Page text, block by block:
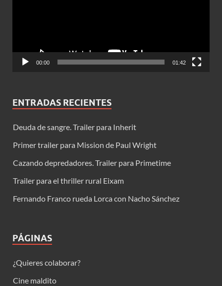
00:00 01:42
ENTRADAS RECIENTES
Deuda de sangre. Trailer para Inherit
Primer trailer para Mission de Paul Wright
Cazando depredadores. Trailer para Primetime
Trailer para el thriller rural Eixam
Fernando Franco rueda Lorca con Nacho Sánchez
PÁGINAS
¿Quieres colaborar?
Cine maldito